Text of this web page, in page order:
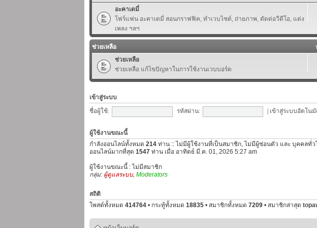
อะคาเดมี่
โฟร์แฟน อะคาเดมี่ สอนกราฟฟิค, ทำเวบไซต์, ถ่ายภาพ, ตัดต่อวีดีโอ, แต่ง
เพลง ฯลฯ
ช่วยเหลือ
ช่วยเหลือ
ช่วยเหลือ แก้ไขปัญหาในการใช้งานเวบบอร์ด
เข้าสู่ระบบ
ชื่อผู้ใช้:
รหัสผ่าน: เข้าสู่ระบบอัตโน
ผู้ใช้งานขณะนี้
กำลังออนไลน์ทั้งหมด 214 ท่าน :: ไม่มีผู้ใช้งานที่เป็นสมาชิก, ไม่มีผู้ซ่อนตัว และ บุคคลทั่
ออนไลน์มากที่สุด 1547 ท่าน เมื่อ อาทิตย์ มี.ค. 01, 2026 5:27 am
ผู้ใช้งานขณะนี้ : ไม่มีสมาชิก
กลุ่ม: ผู้ดูแลระบบ, Moderators
สถิติ
โพสต์ทั้งหมด 414764 • กระทู้ทั้งหมด 18835 • สมาชิกทั้งหมด 7209 • สมาชิกล่าสุด